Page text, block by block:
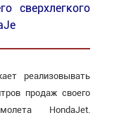
сверхлегкого
реализовывать
продаж своего
HondaJet.